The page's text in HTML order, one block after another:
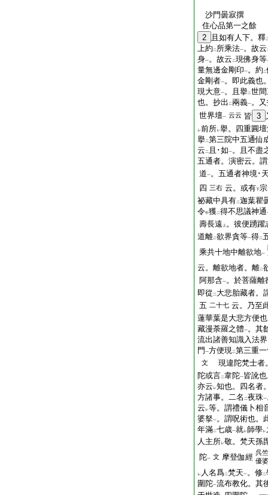
沙門曇寂撰
住心品第一之餘
2
且如有人下。釋
上約 二 所乘法一。故云
身一。故云 二現佛身等
量無邊金剛印一。約 二
金剛者一。即此義也
現大意一。且擧二世
也。抄出 二兩義一。
世界壇一 云云 皆 3
レ前所レ擧。四重圓
擧二第三院中五通仙
云 二 且･如一。且不盡
五通者。演密云。
道一。五通者神境･
四 三右 云。或有下宗
祕藏中具有二迦葉瞿
令中獲二得不思議神通
壽長遠 上 。彼便踴躍
道離二欲界貪等一得二
乘共十地中離欲地一
云。離欲地者。離二
阿那含一。於菩薩離
即從 二 大悲胎藏者。
五 二十七 云。乃至
蓮華葉是大悲方便
藏漫荼羅之體一。其
流出諸善知識入法
門 一方便現二第三重
文
現違陀梵士者
陀或言二韋陀一皆訛
亦云 レ知也。四名者
方諸事。二名 二夜珠一
云 レ等。謂禮儀卜相
婆拏一。謂呪術也。
年滿二七歳一就レ師學レ
人主所レ敬。梵天孫
陀一 文 摩登伽經 呉
優
レ 人名爲二梵天一。修二
圍陀一流布教化。其